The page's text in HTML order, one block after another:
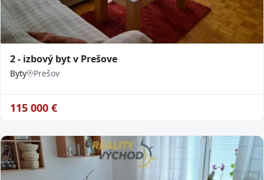
2 - izbový byt v Prešove
Byty Prešov
115 000 €